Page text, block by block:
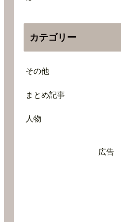
カテゴリー
その他
まとめ記事
人物
広告